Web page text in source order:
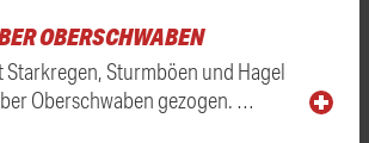
OBERSCHWABEN
Starkregen, Sturmböen und Hagel
Oberschwaben gezogen. …